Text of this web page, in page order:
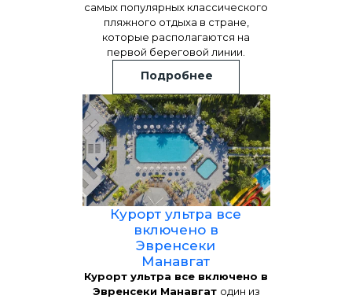
самых популярных классического
пляжного отдыха в стране,
которые располагаются на
первой береговой линии.
Подробнее
Курорт ультра все
включено в
Эвренсеки
Манавгат
Курорт ультра все включено в
Эвренсеки Манавгат один из